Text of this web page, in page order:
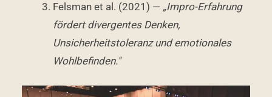
Felsman et al. (2021) — „Impro-Erfahrung
fördert divergentes Denken,
Unsicherheitstoleranz und emotionales
Wohlbefinden."